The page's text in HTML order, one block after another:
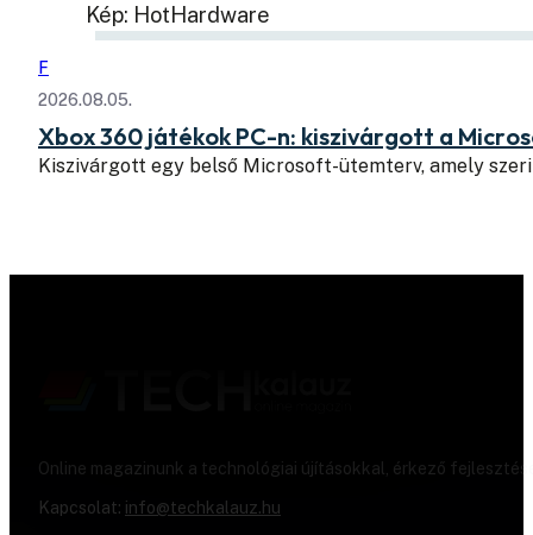
Kép: HotHardware
F
2026.08.05.
Xbox 360 játékok PC-n: kiszivárgott a
Kiszivárgott egy belső Microsoft-ütemterv, amely
Online magazinunk a technológiai újításokkal, érkező
Kapcsolat: info@techkalauz.hu